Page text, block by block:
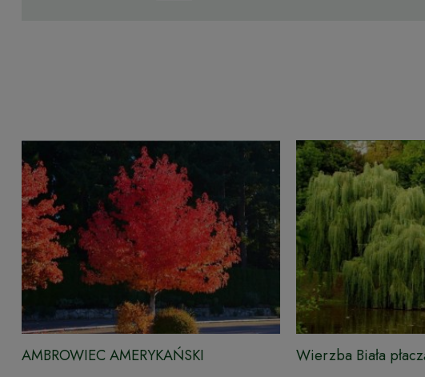
AMBROWIEC AMERYKAŃSKI Wierzba Biała